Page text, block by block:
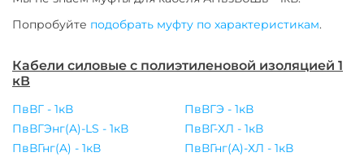
Попробуйте подобрать муфту по характеристикам.
Кабели силовые с полиэтиленовой изоляцией 1
кВ
ПвВГ - 1кВ
ПвВГЭ - 1кВ
ПвВГЭнг(A)-LS - 1кВ
ПвВГ-ХЛ - 1кВ
ПвВГнг(A) - 1кВ
ПвВГнг(A)-ХЛ - 1кВ